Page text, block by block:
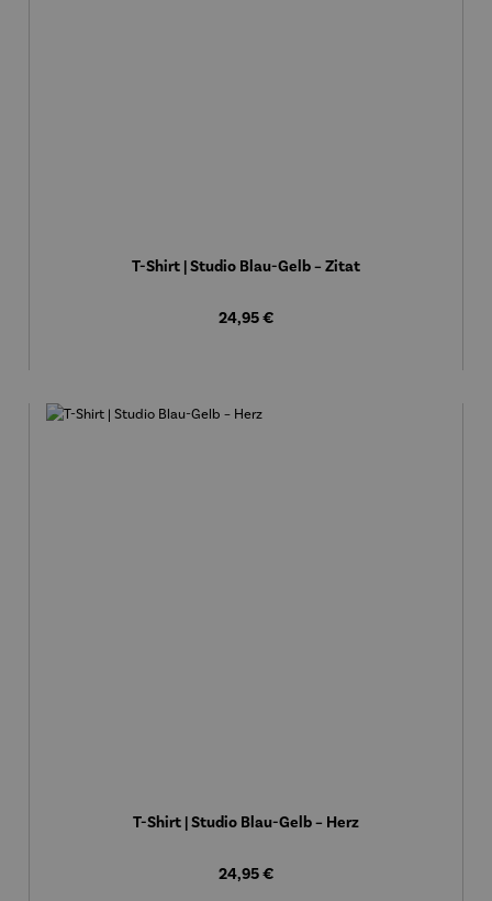
T-Shirt | Studio Blau-Gelb – Zitat
Regulärer Preis:
24,95 €
T-Shirt | Studio Blau-Gelb – Herz
Regulärer Preis:
24,95 €